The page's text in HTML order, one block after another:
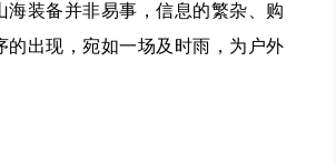
装备并非易事，信息的繁杂、购
出现，宛如一场及时雨，为户外